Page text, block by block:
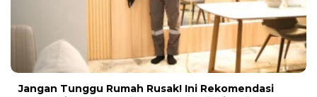
Jangan Tunggu Rumah Rusak! Ini Rekomendasi